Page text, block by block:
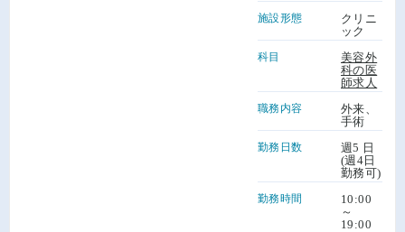
施設形態
クリニ
ック
科目
美容外
科の医
師求人
職務内容
外来、
手術
勤務日数
週5 日
(週4日
勤務可)
勤務時間
10:00
～
19:00